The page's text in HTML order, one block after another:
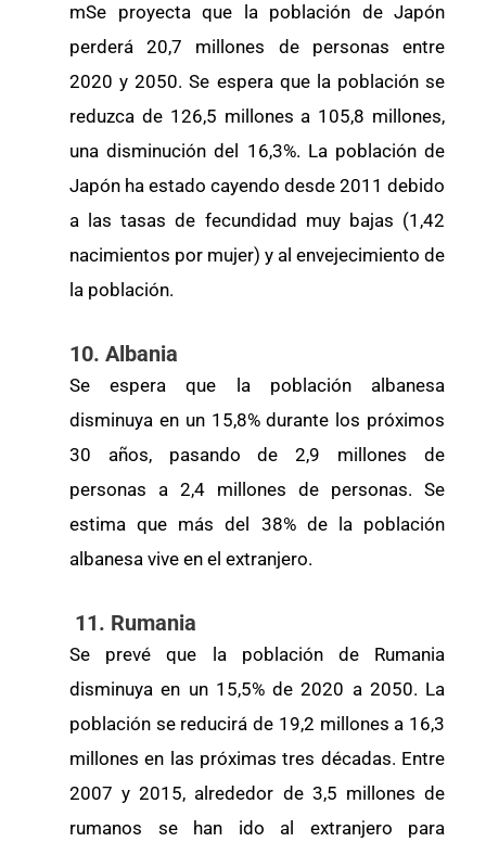
mSe proyecta que la población de Japón
perderá 20,7 millones de personas entre
2020 y 2050. Se espera que la población se
reduzca de 126,5 millones a 105,8 millones,
una disminución del 16,3%. La población de
Japón ha estado cayendo desde 2011 debido
a las tasas de fecundidad muy bajas (1,42
nacimientos por mujer) y al envejecimiento de
la población.
10. Albania
Se espera que la población albanesa
disminuya en un 15,8% durante los próximos
30 años, pasando de 2,9 millones de
personas a 2,4 millones de personas. Se
estima que más del 38% de la población
albanesa vive en el extranjero.
11. Rumania
Se prevé que la población de Rumania
disminuya en un 15,5% de 2020 a 2050. La
población se reducirá de 19,2 millones a 16,3
millones en las próximas tres décadas. Entre
2007 y 2015, alrededor de 3,5 millones de
rumanos se han ido al extranjero para